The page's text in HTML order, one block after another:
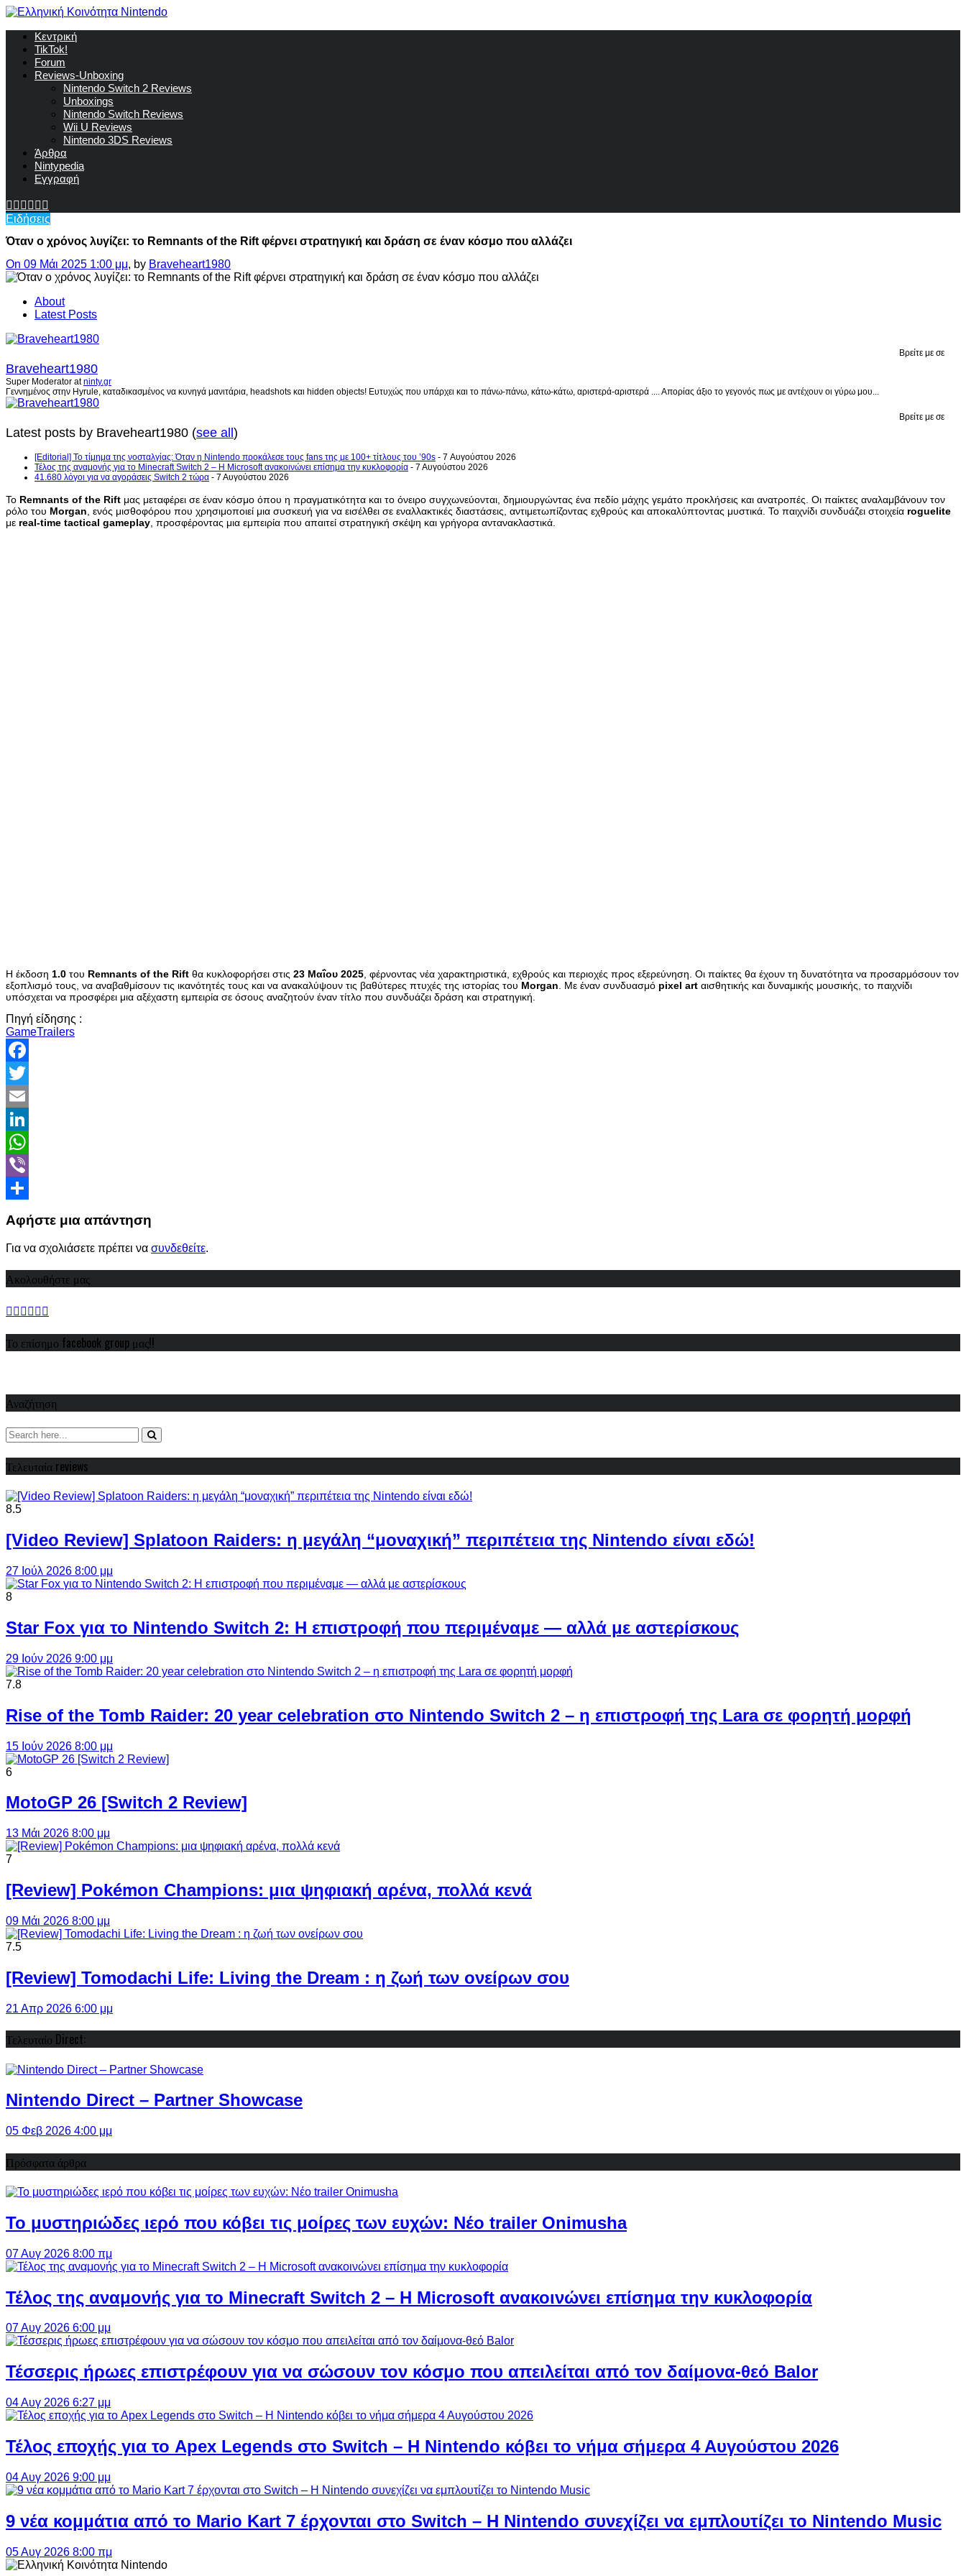
Κεντρική
TikTok!
Forum
Reviews-Unboxing
Nintendo Switch 2 Reviews
Unboxings
Nintendo Switch Reviews
Wii U Reviews
Nintendo 3DS Reviews
Άρθρα
Nintypedia
Εγγραφή
Ειδήσεις
Όταν ο χρόνος λυγίζει: το Remnants of the Rift φέρνει στρατηγική και δράση σε έναν κόσμο που αλλάζει
On 09 Μάι 2025 1:00 μμ, by Braveheart1980
About
Latest Posts
Βρείτε με σε
Braveheart1980
Super Moderator atninty.gr
Γεννημένος στην Hyrule, καταδικασμένος να κυνηγά μανιτάρια, headshots και hidden objects! Ευτυχώς που υπάρχει και το πάνω-πάνω, κάτω-κάτω, αριστερά-αριστερά .... Απορίας άξιο το γεγονός πως με αντέχουν οι γύρω μου...
Βρείτε με σε
Latest posts by Braveheart1980 (see all)
[Editorial] Το τίμημα της νοσταλγίας: Όταν η Nintendo προκάλεσε τους fans της με 100+ τίτλους του ’90s - 7 Αυγούστου 2026
Τέλος της αναμονής για το Minecraft Switch 2 – Η Microsoft ανακοινώνει επίσημα την κυκλοφορία - 7 Αυγούστου 2026
41.680 λόγοι για να αγοράσεις Switch 2 τώρα - 7 Αυγούστου 2026
Το Remnants of the Rift μας μεταφέρει σε έναν κόσμο όπου η πραγματικότητα και το όνειρο συγχωνεύονται, δημιουργώντας ένα πεδίο μάχης γεμάτο προκλήσεις και ανατροπές. Οι παίκτες αναλαμβάνουν τον
ρόλο του Morgan , ενός μισθοφόρου που χρησιμοποιεί μια συσκευή για να εισέλθει σε εναλλακτικές διαστάσεις, αντιμετωπίζοντας εχθρούς και αποκαλύπτοντας μυστικά. Το παιχνίδι συνδυάζει στοιχεία roguelite
με real-time tactical gameplay , προσφέροντας μια εμπειρία που απαιτεί στρατηγική σκέψη και γρήγορα αντανακλαστικά.
Η έκδοση 1.0 του Remnants of the Rift θα κυκλοφορήσει στις 23 Μαΐου 2025 , φέρνοντας νέα χαρακτηριστικά, εχθρούς και περιοχές προς εξερεύνηση. Οι παίκτες θα έχουν τη δυνατότητα να προσαρμόσουν τον
εξοπλισμό τους, να αναβαθμίσουν τις ικανότητές τους και να ανακαλύψουν τις βαθύτερες πτυχές της ιστορίας του Morgan . Με έναν συνδυασμό pixel art αισθητικής και δυναμικής μουσικής, το παιχνίδι
υπόσχεται να προσφέρει μια αξέχαστη εμπειρία σε όσους αναζητούν έναν τίτλο που συνδυάζει δράση και στρατηγική.
Πηγή είδησης :
GameTrailers
Facebook
Twitter
Email
LinkedIn
WhatsApp
Viber
Αφήστε μια απάντηση
Για να σχολιάσετε πρέπει να συνδεθείτε.
Ακολουθήστε μας
Το επίσημο facebook group μας!!
Αναζήτηση
Τελευταία reviews
8.5
[Video Review] Splatoon Raiders: η μεγάλη “μοναχική” περιπέτεια της Nintendo είναι εδώ!
27 Ιούλ 2026 8:00 μμ
8
Star Fox για το Nintendo Switch 2: Η επιστροφή που περιμέναμε — αλλά με αστερίσκους
29 Ιούν 2026 9:00 μμ
7.8
Rise of the Tomb Raider: 20 year celebration στο Nintendo Switch 2 – η επιστροφή της Lara σε φορητή μορφή
15 Ιούν 2026 8:00 μμ
6
MotoGP 26 [Switch 2 Review]
13 Μάι 2026 8:00 μμ
7
[Review] Pokémon Champions: μια ψηφιακή αρένα, πολλά κενά
09 Μάι 2026 8:00 μμ
7.5
[Review] Tomodachi Life: Living the Dream : η ζωή των ονείρων σου
21 Απρ 2026 6:00 μμ
Τελευταίο Direct:
Nintendo Direct – Partner Showcase
05 Φεβ 2026 4:00 μμ
Πρόσφατα άρθρα
Το μυστηριώδες ιερό που κόβει τις μοίρες των ευχών: Νέο trailer Onimusha
07 Αυγ 2026 8:00 πμ
Τέλος της αναμονής για το Minecraft Switch 2 – Η Microsoft ανακοινώνει επίσημα την κυκλοφορία
07 Αυγ 2026 6:00 μμ
Τέσσερις ήρωες επιστρέφουν για να σώσουν τον κόσμο που απειλείται από τον δαίμονα-θεό Balor
04 Αυγ 2026 6:27 μμ
Τέλος εποχής για το Apex Legends στο Switch – Η Nintendo κόβει το νήμα σήμερα 4 Αυγούστου 2026
04 Αυγ 2026 9:00 μμ
9 νέα κομμάτια από το Mario Kart 7 έρχονται στο Switch – Η Nintendo συνεχίζει να εμπλουτίζει το Nintendo Music
05 Αυγ 2026 8:00 πμ